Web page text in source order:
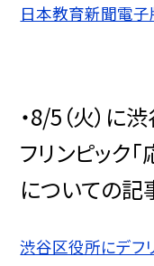
日本教育新聞電
・8/5（火）
フリンピック
についての記
渋谷区役所にデフ